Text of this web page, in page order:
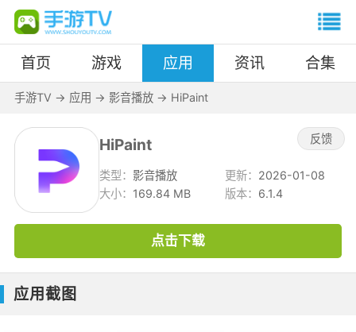
首页 游戏 应用 资讯 合集
手游TV -> 应用 -> 影音播放-> HiPaint
HiPaint 反馈
类型： 影音播放 更新： 2026-01-08
大小： 169.84 MB 版本： 6.1.4
点击下载
应用截图